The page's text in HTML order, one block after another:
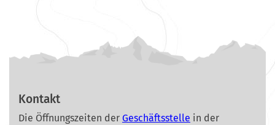
Kontakt
Die Öffnungszeiten der Geschäftsstelle in der